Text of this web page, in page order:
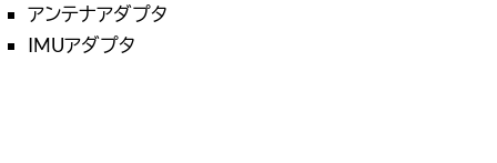
アンテナアダプタ
IMUアダプタ